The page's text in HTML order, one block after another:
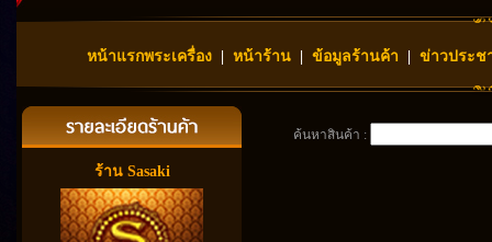
หน้าแรกพระเครื่อง หน้าร้าน ข้อมูลร้านค้า ข่าวประช
ร้าน Sasaki
ค้นหาสินค้า :